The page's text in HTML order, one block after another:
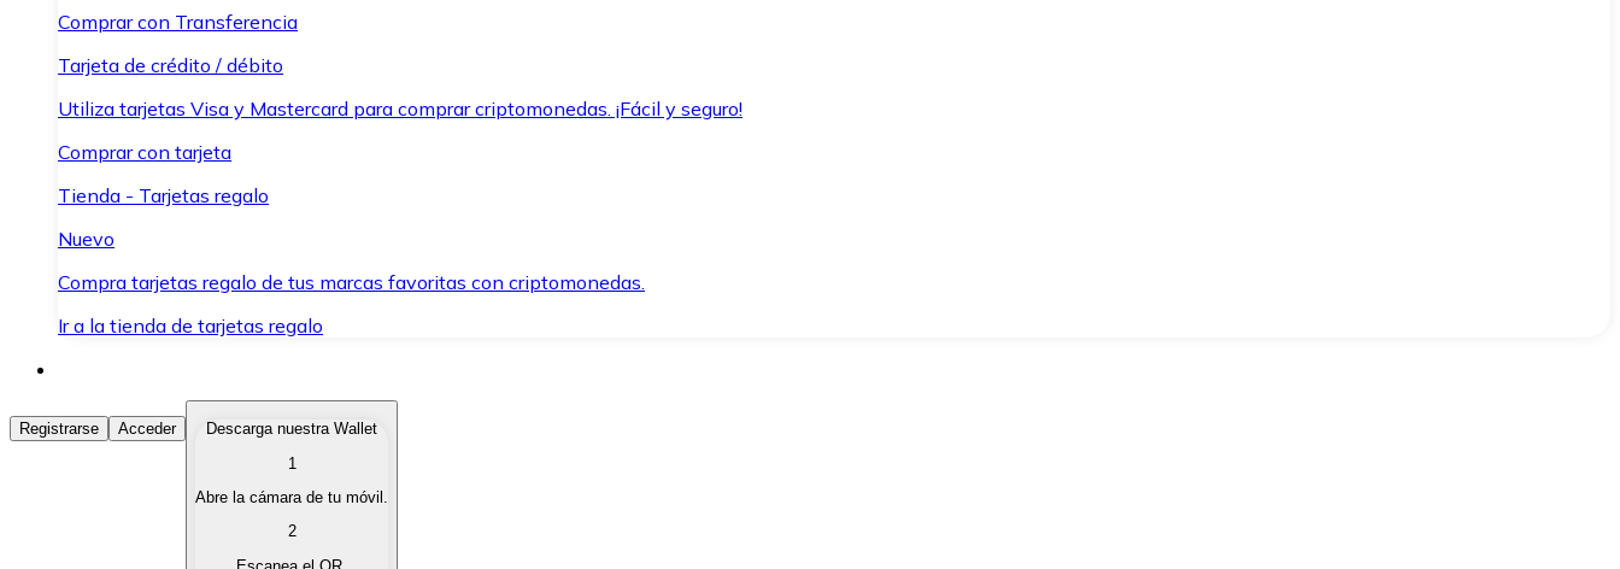
Comprar con Transferencia
Tarjeta de crédito / débito
Utiliza tarjetas Visa y Mastercard para comprar criptomonedas. ¡Fácil y seguro!
Comprar con tarjeta
Tienda - Tarjetas regalo
Nuevo
Compra tarjetas regalo de tus marcas favoritas con criptomonedas.
Ir a la tienda de tarjetas regalo
Comprar Criptomonedas
Compra criptomonedas con diferentes métodos de pago.
Vende tus criptomonedas de forma rápida y segura.
Registrarse Acceder
Descarga nuestra Wallet
1
Abre la cámara de tu móvil.
2